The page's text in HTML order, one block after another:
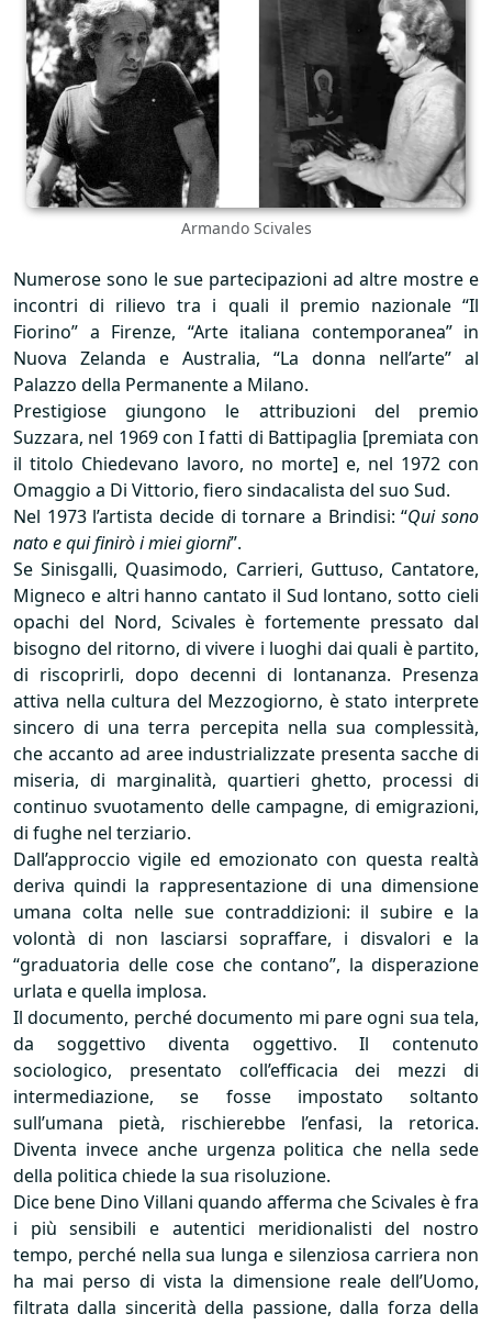
Armando Scivales
Numerose sono le sue partecipazioni ad altre mostre e
incontri di rilievo tra i quali il premio nazionale “Il
Fiorino” a Firenze, “Arte italiana contemporanea” in
Nuova Zelanda e Australia, “La donna nell’arte” al
Palazzo della Permanente a Milano.
Prestigiose giungono le attribuzioni del premio
Suzzara, nel 1969 con I fatti di Battipaglia [premiata con
il titolo Chiedevano lavoro, no morte] e, nel 1972 con
Omaggio a Di Vittorio, fiero sindacalista del suo Sud.
Nel 1973 l’artista decide di tornare a Brindisi: “Qui sono
nato e qui finirò i miei giorni”.
Se Sinisgalli, Quasimodo, Carrieri, Guttuso, Cantatore,
Migneco e altri hanno cantato il Sud lontano, sotto cieli
opachi del Nord, Scivales è fortemente pressato dal
bisogno del ritorno, di vivere i luoghi dai quali è partito,
di riscoprirli, dopo decenni di lontananza. Presenza
attiva nella cultura del Mezzogiorno, è stato interprete
sincero di una terra percepita nella sua complessità,
che accanto ad aree industrializzate presenta sacche di
miseria, di marginalità, quartieri ghetto, processi di
continuo svuotamento delle campagne, di emigrazioni,
di fughe nel terziario.
Dall’approccio vigile ed emozionato con questa realtà
deriva quindi la rappresentazione di una dimensione
umana colta nelle sue contraddizioni: il subire e la
volontà di non lasciarsi sopraffare, i disvalori e la
“graduatoria delle cose che contano”, la disperazione
urlata e quella implosa.
Il documento, perché documento mi pare ogni sua tela,
da soggettivo diventa oggettivo. Il contenuto
sociologico, presentato coll’efficacia dei mezzi di
intermediazione, se fosse impostato soltanto
sull’umana pietà, rischierebbe l’enfasi, la retorica.
Diventa invece anche urgenza politica che nella sede
della politica chiede la sua risoluzione.
Dice bene Dino Villani quando afferma che Scivales è fra
i più sensibili e autentici meridionalisti del nostro
tempo, perché nella sua lunga e silenziosa carriera non
ha mai perso di vista la dimensione reale dell’Uomo,
filtrata dalla sincerità della passione, dalla forza della